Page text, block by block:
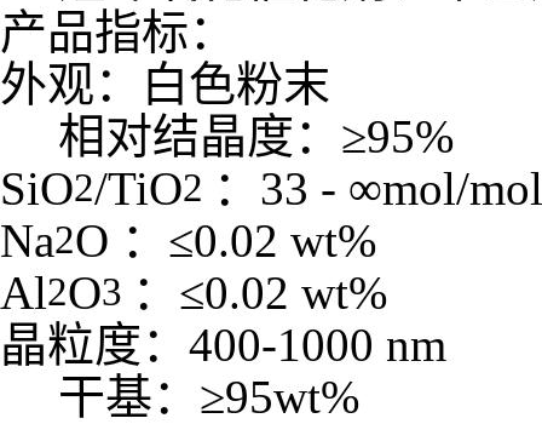
产品指标：
外观：白色粉末
相对结晶度：≥95%
SiO2/TiO2 ： 33 - ∞mol/mol
Na2O ：≤0.02 wt%
Al2O3 ：≤0.02 wt%
晶粒度： 400-1000 nm
干基：≥95wt%